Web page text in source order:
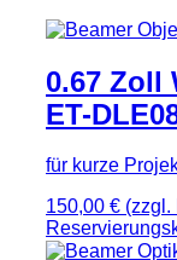
0.67 Zoll
ET-
für kurze
150,00 € (zzgl.